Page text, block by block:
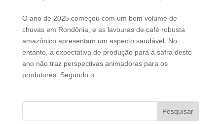
O ano de 2025 começou com um bom volume de
chuvas em Rondônia, e as lavouras de café robusta
amazônico apresentam um aspecto saudável. No
entanto, a expectativa de produção para a safra deste
ano não traz perspectivas animadoras para os
produtores. Segundo o...
Pesquisar